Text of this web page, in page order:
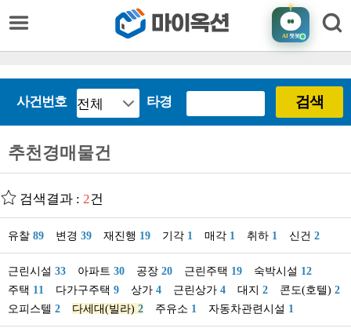
AI챗봇
사건번호 타경 검색
추천경매물건
검색결과 : 2건
유찰 89 변경 39 재진행 19 기각 1 매각 1 취하 1 신건 2
근린시설 33 아파트 30 공장 20 근린주택 19 숙박시설 12
주택 11 다가구주택 9 상가 4 근린상가 4 대지 2 콘도(호텔) 2
오피스텔 2 다세대(빌라) 2 주유소 1 자동차관련시설 1